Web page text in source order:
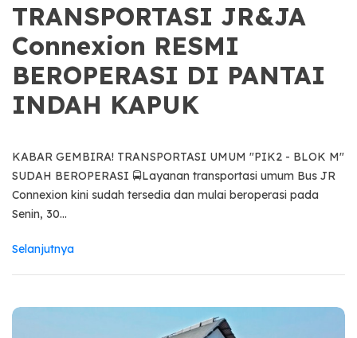
TRANSPORTASI JR&JA
Connexion RESMI
BEROPERASI DI PANTAI
INDAH KAPUK
KABAR GEMBIRA! TRANSPORTASI UMUM "PIK2 - BLOK M"
SUDAH BEROPERASI 🚍Layanan transportasi umum Bus JR
Connexion kini sudah tersedia dan mulai beroperasi pada
Senin, 30...
Selanjutnya